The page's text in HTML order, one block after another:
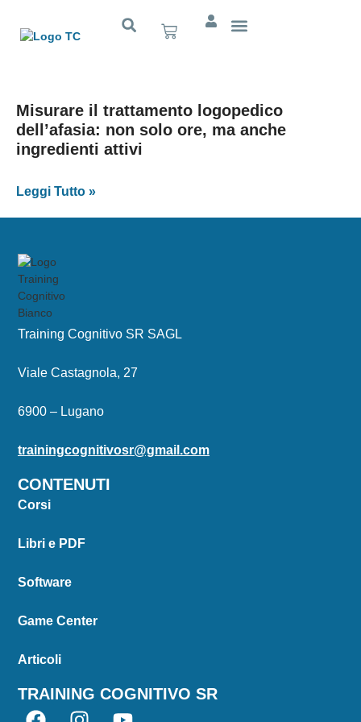
Misurare il trattamento logopedico
dell’afasia: non solo ore, ma anche
ingredienti attivi
Leggi Tutto »
Training Cognitivo SR SAGL
Viale Castagnola, 27
6900 – Lugano
trainingcognitivosr@gmail.com
CONTENUTI
Corsi
Libri e PDF
Software
Game Center
Articoli
TRAINING COGNITIVO SR